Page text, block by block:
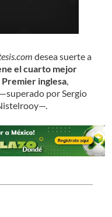
desea suerte a
el cuarto mejor
Premier inglesa,
por Sergio